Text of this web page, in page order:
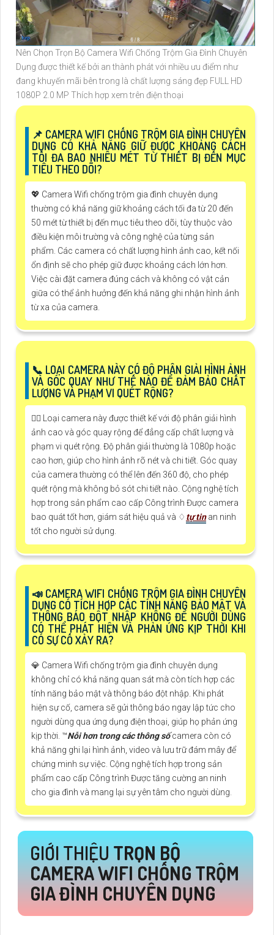
Nên Chọn Trọn Bộ Camera Wifi Chống Trộm Gia Đình Chuyên
Dụng được thiết kế bởi an thành phát với nhiều ưu điểm như
đang khuyến mãi bên trong là chất lượng sáng đẹp FULL HD
1080P 2.0 MP Thích hợp xem trên điện thoại
📌 CAMERA WIFI CHỐNG TRỘM GIA ĐÌNH CHUYÊN
DỤNG CÓ KHẢ NĂNG GIỮ ĐƯỢC KHOẢNG CÁCH
TỐI ĐA BAO NHIÊU MÉT TỪ THIẾT BỊ ĐẾN MỤC
TIÊU THEO DÕI?
💖 Camera Wifi chống trộm gia đình chuyên dụng
thường có khả năng giữ khoảng cách tối đa từ 20 đến
50 mét từ thiết bị đến mục tiêu theo dõi, tùy thuộc vào
điều kiện môi trường và công nghệ của từng sản
phẩm. Các camera có chất lượng hình ảnh cao, kết nối
ổn định sẽ cho phép giữ được khoảng cách lớn hơn.
Việc cài đặt camera đúng cách và không có vật cản
giữa có thể ảnh hưởng đến khả năng ghi nhận hình ảnh
từ xa của camera.
📞 LOẠI CAMERA NÀY CÓ ĐỘ PHÂN GIẢI HÌNH ẢNH
VÀ GÓC QUAY NHƯ THẾ NÀO ĐỂ ĐẢM BẢO CHẤT
LƯỢNG VÀ PHẠM VI QUÉT RỘNG?
🙆‍♀️ Loại camera này được thiết kế với độ phân giải hình
ảnh cao và góc quay rộng để đẳng cấp chất lượng và
phạm vi quét rộng. Độ phân giải thường là 1080p hoặc
cao hơn, giúp cho hình ảnh rõ nét và chi tiết. Góc quay
của camera thường có thể lên đến 360 độ, cho phép
quét rộng mà không bỏ sót chi tiết nào. Cộng nghệ tích
hợp trong sản phẩm cao cấp Công trình Được camera
bao quát tốt hơn, giám sát hiệu quả và ♢ tự tinan ninh
tốt cho người sử dụng.
📣 CAMERA WIFI CHỐNG TRỘM GIA ĐÌNH CHUYÊN
DỤNG CÓ TÍCH HỢP CÁC TÍNH NĂNG BẢO MẬT VÀ
THÔNG BÁO ĐỘT NHẬP KHÔNG ĐỂ NGƯỜI DÙNG
CÓ THỂ PHÁT HIỆN VÀ PHẢN ỨNG KỊP THỜI KHI
CÓ SỰ CỐ XẢY RA?
💎 Camera Wifi chống trộm gia đình chuyên dụng
không chỉ có khả năng quan sát mà còn tích hợp các
tính năng bảo mật và thông báo đột nhập. Khi phát
hiện sự cố, camera sẽ gửi thông báo ngay lập tức cho
người dùng qua ứng dụng điện thoại, giúp họ phản ứng
kịp thời. ™️Nỗi hơn trong các thông sốcamera còn có
khả năng ghi lại hình ảnh, video và lưu trữ đám mây để
chứng minh sự việc. Cộng nghệ tích hợp trong sản
phẩm cao cấp Công trình Được tăng cường an ninh
cho gia đình và mang lại sự yên tâm cho người dùng.
GIỚI THIỆUTRỌN BỘ
CAMERA WIFI CHỐNG TRỘM
GIA ĐÌNH CHUYÊN DỤNG